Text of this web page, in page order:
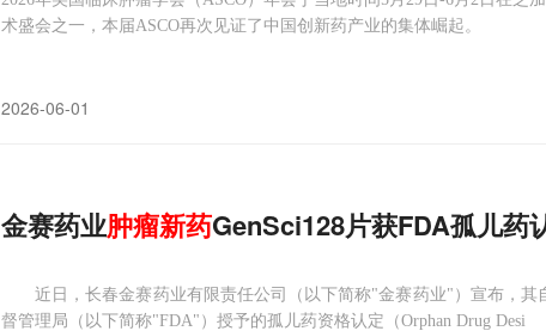
术盛会之一，本届ASCO再次见证了中国创新药产业的集体崛起。
2026-06-01
金赛药业肿瘤新药GenSci128片获FDA孤儿药
近日，长春金赛药业有限责任公司（以下简称"金赛药业"）宣布，其
督管理局（以下简称"FDA"）授予的孤儿药资格认定（Orphan Drug Desi